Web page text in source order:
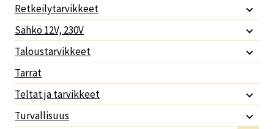
Retkeilytarvikkeet
Sähkö 12V, 230V
Taloustarvikkeet
Tarrat
Teltat ja tarvikkeet
Turvallisuus